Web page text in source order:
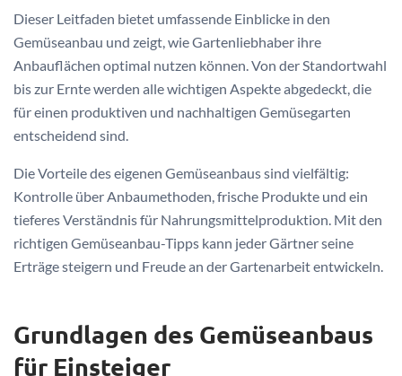
Dieser Leitfaden bietet umfassende Einblicke in den
Gemüseanbau und zeigt, wie Gartenliebhaber ihre
Anbauflächen optimal nutzen können. Von der Standortwahl
bis zur Ernte werden alle wichtigen Aspekte abgedeckt, die
für einen produktiven und nachhaltigen Gemüsegarten
entscheidend sind.
Die Vorteile des eigenen Gemüseanbaus sind vielfältig:
Kontrolle über Anbaumethoden, frische Produkte und ein
tieferes Verständnis für Nahrungsmittelproduktion. Mit den
richtigen Gemüseanbau-Tipps kann jeder Gärtner seine
Erträge steigern und Freude an der Gartenarbeit entwickeln.
Grundlagen des Gemüseanbaus
für Einsteiger